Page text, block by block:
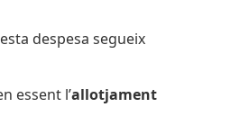
despesa segueix
essent l’allotjament